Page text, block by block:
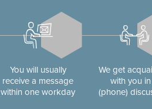
You will usually
receive a message
within one workday
We get
with you in
(phone)